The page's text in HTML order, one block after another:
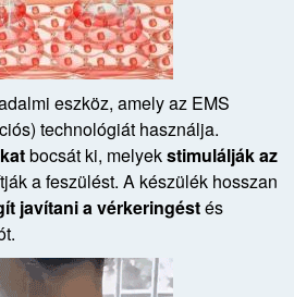
eszköz, amely az EMS
technológiát használja.
bocsát ki, melyekstimulálják az
a feszülést. A készülék hosszan
javítani a vérkeringéstés